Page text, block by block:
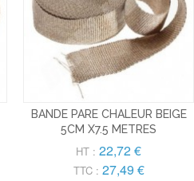
BANDE PARE CHALEUR BEIGE
5CM X7.5 METRES
HT : 22,72 €
TTC : 27,49 €